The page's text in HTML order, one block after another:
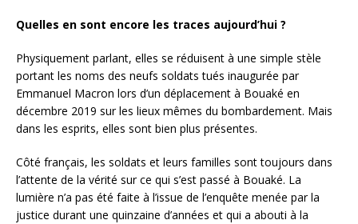
Quelles en sont encore les traces aujourd’hui ?
Physiquement parlant, elles se réduisent à une simple stèle
portant les noms des neufs soldats tués inaugurée par
Emmanuel Macron lors d’un déplacement à Bouaké en
décembre 2019 sur les lieux mêmes du bombardement. Mais
dans les esprits, elles sont bien plus présentes.
Côté français, les soldats et leurs familles sont toujours dans
l’attente de la vérité sur ce qui s’est passé à Bouaké. La
lumière n’a pas été faite à l’issue de l’enquête menée par la
justice durant une quinzaine d’années et qui a abouti à la